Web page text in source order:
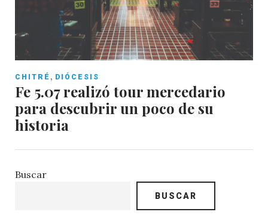
CHITRÉ , DIÓCESIS
Fe 5.07 realizó tour mercedario
para descubrir un poco de su
historia
Buscar
BUSCAR